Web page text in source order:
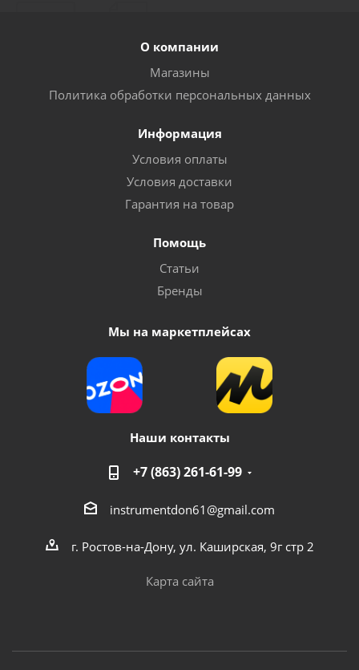
О компании
Магазины
Политика обработки персональных данных
Информация
Условия оплаты
Условия доставки
Гарантия на товар
Помощь
Статьи
Бренды
Мы на маркетплейсах
Наши контакты
+7 (863) 261-61-99
instrumentdon61@gmail.com
г. Ростов-на-Дону, ул. Каширская, 9г стр 2
Карта сайта